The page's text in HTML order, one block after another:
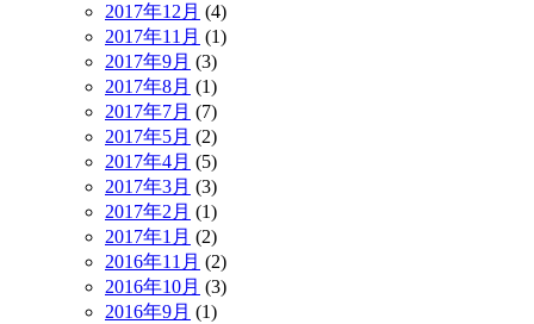
2017年12月 (4)
2017年11月 (1)
2017年9月 (3)
2017年8月 (1)
2017年7月 (7)
2017年5月 (2)
2017年4月 (5)
2017年3月 (3)
2017年2月 (1)
2017年1月 (2)
2016年11月 (2)
2016年10月 (3)
2016年9月 (1)